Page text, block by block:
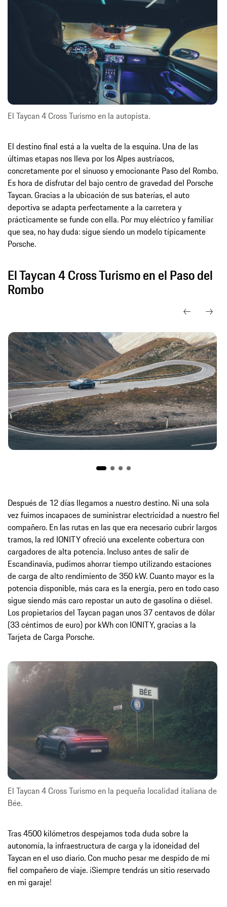
El Taycan 4 Cross Turismo en la autopista.
El destino final está a la vuelta de la esquina. Una de las
últimas etapas nos lleva por los Alpes austríacos,
concretamente por el sinuoso y emocionante Paso del Rombo.
Es hora de disfrutar del bajo centro de gravedad del Porsche
Taycan. Gracias a la ubicación de sus baterías, el auto
deportiva se adapta perfectamente a la carretera y
prácticamente se funde con ella. Por muy eléctrico y familiar
que sea, no hay duda: sigue siendo un modelo típicamente
Porsche.
El Taycan 4 Cross Turismo en el Paso del
Rombo
Después de 12 días llegamos a nuestro destino. Ni una sola
vez fuimos incapaces de suministrar electricidad a nuestro fiel
compañero. En las rutas en las que era necesario cubrir largos
tramos, la red IONITY ofreció una excelente cobertura con
cargadores de alta potencia. Incluso antes de salir de
Escandinavia, pudimos ahorrar tiempo utilizando estaciones
de carga de alto rendimiento de 350 kW. Cuanto mayor es la
potencia disponible, más cara es la energía, pero en todo caso
sigue siendo más caro repostar un auto de gasolina o diésel.
Los propietarios del Taycan pagan unos 37 centavos de dólar
(33 céntimos de euro) por kWh con IONITY, gracias a la
Tarjeta de Carga Porsche.
El Taycan 4 Cross Turismo en la pequeña localidad italiana de
Bée.
Tras 4500 kilómetros despejamos toda duda sobre la
autonomía, la infraestructura de carga y la idoneidad del
Taycan en el uso diario. Con mucho pesar me despido de mi
fiel compañero de viaje. ¡Siempre tendrás un sitio reservado
en mi garaje!